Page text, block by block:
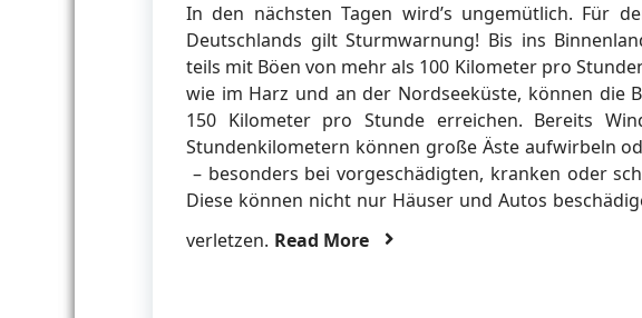
In den nächsten Tagen wird’s ungemütlich. Für
Deutschlands gilt Sturmwarnung! Bis ins
teils mit Böen von mehr als 100 Kilometer pro
wie im Harz und an der Nordseeküste, können die
150 Kilometer pro Stunde erreichen. Bereits
Stundenkilometern können große Äste aufwirbeln
– besonders bei vorgeschädigten, kranken oder
Diese können nicht nur Häuser und Autos
verletzen. Read More